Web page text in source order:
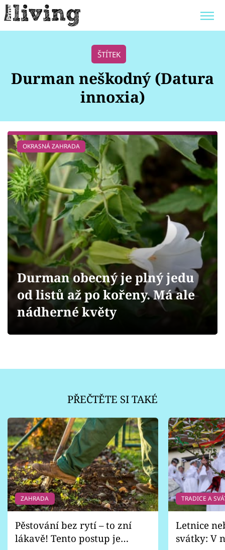
POKOJOVÉ KVĚTINY
ZAHRADA
Bydlení
Zahrada
Design
Sledujte prima+
Přihlášení
Sledujte nás
ŠTÍTEK
Durman neškodný (Datura
innoxia)
OKRASNÁ ZAHRADA
Durman obecný je plný jedu
od listů až po kořeny. Má ale
nádherné květy
PŘEČTĚTE SI TAKÉ
ZAHRADA
Pěstování bez rytí – to zní
lákavě! Tento postup je
TRADICE A
Letnice
svátky: V